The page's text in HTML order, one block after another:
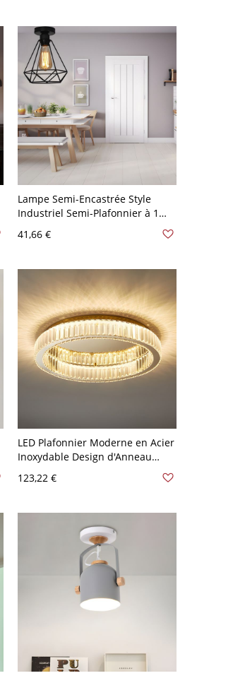
Lampe Semi-Encastrée Style
Industriel Semi-Plafonnier à 1
Cage Diamant en Noir Métallique
41,66 €
LED Plafonnier Moderne en Acier
Inoxydable Design d'Anneau
Luminaire Encastré en Or Décor
en Cristal - Or 110 V-120 V 40,64
123,22 €